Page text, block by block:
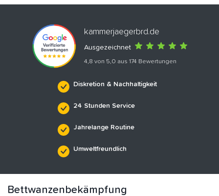
kammerjaegerbrd.de
Ausgezeichnet
4,8 von 5,0 aus 174 Bewertungen
Diskretion & Nachhaltigkeit
24 Stunden Service
Jahrelange Routine
Umweltfreundlich
Bettwanzenbekämpfung